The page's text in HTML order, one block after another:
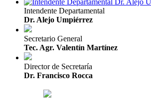
Intendente Departamental
Dr. Alejo Umpiérrez
Secretario General
Tec. Agr. Valentín Martínez
Director de Secretaría
Dr. Francisco Rocca